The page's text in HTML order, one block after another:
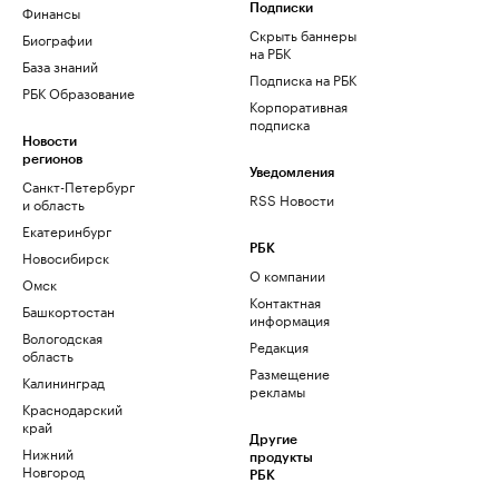
Финансы
Биографии
База знаний
РБК Образование
Новости
регионов
Санкт-Петербург
и область
Екатеринбург
Новосибирск
Омск
Башкортостан
Вологодская
область
Калининград
Краснодарский
край
Нижний
Новгород
Подписки
Скрыть баннеры
на РБК
Подписка на РБК
Корпоративная
подписка
Уведомления
RSS Новости
РБК
О компании
Контактная
информация
Редакция
Размещение
рекламы
Другие
продукты
РБК